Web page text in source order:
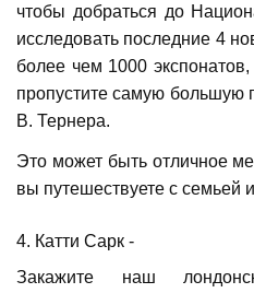
чтобы добраться до
исследовать последние 4
более чем 1000
пропустите самую большую
В. Тернера.
Это может быть отличное
вы путешествуете с семьей
4. Катти Сарк -
Закажите наш